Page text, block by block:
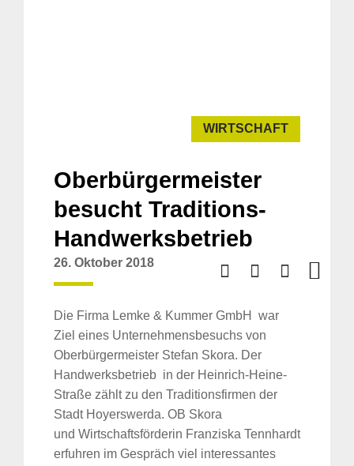
WIRTSCHAFT
Oberbürgermeister
besucht Traditions-
Handwerksbetrieb
26. Oktober 2018
Die Firma Lemke & Kummer GmbH war
Ziel eines Unternehmensbesuchs von
Oberbürgermeister Stefan Skora. Der
Handwerksbetrieb in der Heinrich-Heine-
Straße zählt zu den Traditionsfirmen der
Stadt Hoyerswerda. OB Skora
und Wirtschaftsförderin Franziska Tennhardt
erfuhren im Gespräch viel interessantes